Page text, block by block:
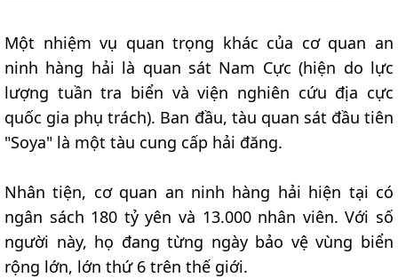
Một nhiệm vụ quan trọng khác của cơ quan an
ninh hàng hải là quan sát Nam Cực (hiện do lực
lượng tuần tra biển và viện nghiên cứu địa cực
quốc gia phụ trách). Ban đầu, tàu quan sát đầu tiên
"Soya" là một tàu cung cấp hải đăng.
Nhân tiện, cơ quan an ninh hàng hải hiện tại có
ngân sách 180 tỷ yên và 13.000 nhân viên. Với số
người này, họ đang từng ngày bảo vệ vùng biển
rộng lớn, lớn thứ 6 trên thế giới.